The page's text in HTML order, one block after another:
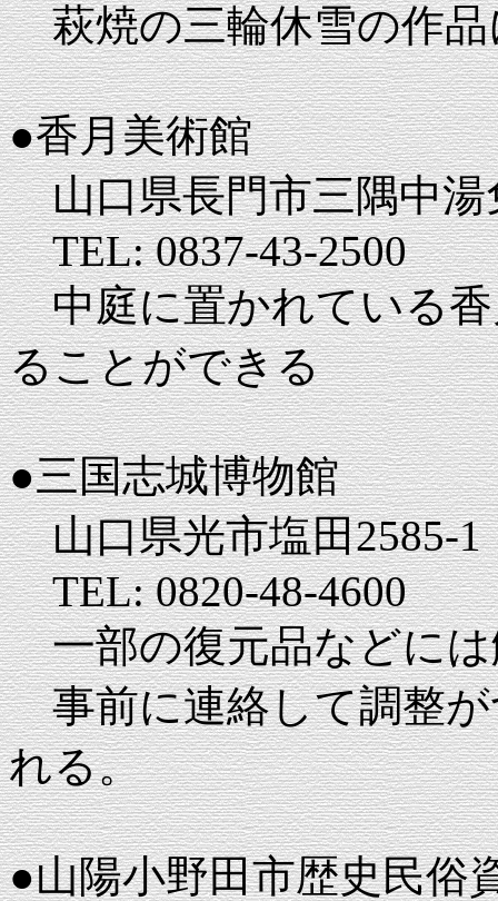
萩焼の三輪休雪の作品
●香月美術館
山口県長門市三隅中湯
TEL: 0837-43-2500
中庭に置かれている香
ることができる
●三国志城博物館
山口県光市塩田2585-1
TEL: 0820-48-4600
一部の復元品などには
事前に連絡して調整が
れる。
●山陽小野田市歴史民俗